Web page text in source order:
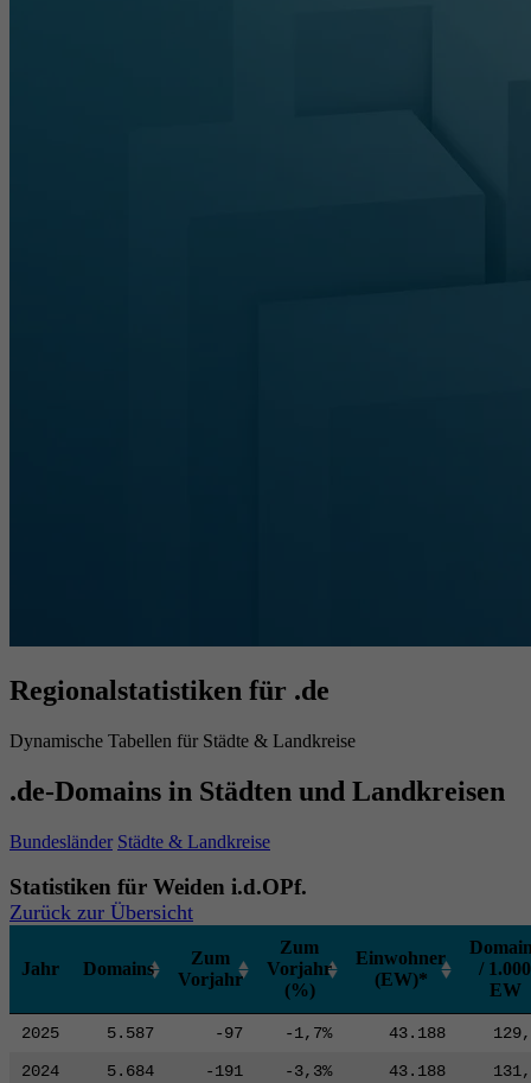
Regionalstatistiken für .de
Dynamische Tabellen für Städte & Landkreise
.de-Domains in Städten und Landkreisen
Bundesländer Städte & Landkreise
Statistiken für Weiden i.d.OPf.
Zurück zur Übersicht
Jahr Domains
Zum
Vorjahr
Zum
Vorjahr
(%)
Einwohner
(EW)*
/ 1.000
EW
2025 5.587 -97 -1,7% 43.188
2024
5.684 -191 -3,3% 43.188